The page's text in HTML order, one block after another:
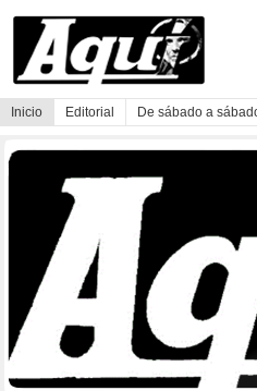
Inicio Editorial De sábado a